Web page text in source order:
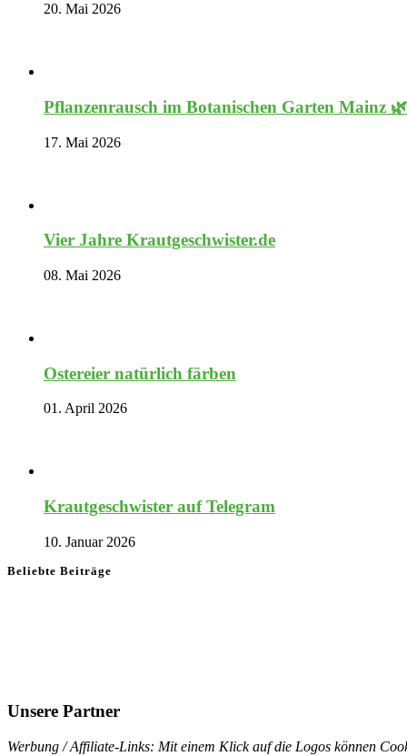
20. Mai 2026
Pflanzenrausch im Botanischen Garten Mainz 🌿
17. Mai 2026
Vier Jahre Krautgeschwister.de
08. Mai 2026
Ostereier natürlich färben
01. April 2026
Krautgeschwister auf Telegram
10. Januar 2026
Beliebte Beiträge
Unsere Partner
Werbung / Affiliate-Links: Mit einem Klick auf die Logos können